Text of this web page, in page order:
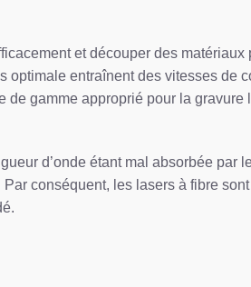
et découper des matériaux
optimale entraînent des vitesses de
de gamme approprié pour la gravure
d’onde étant mal absorbée par
conséquent, les lasers à fibre